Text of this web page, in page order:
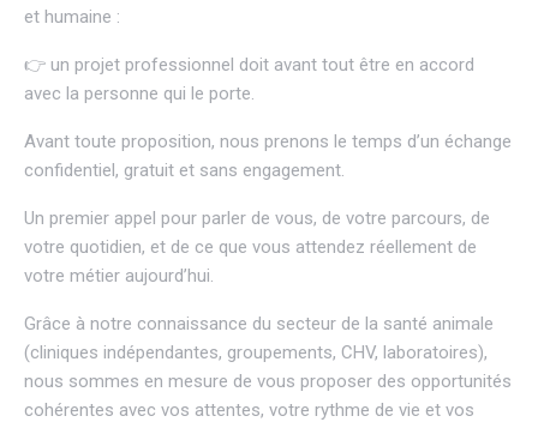
et humaine :
👉 un projet professionnel doit avant tout être en accord
avec la personne qui le porte.
Avant toute proposition, nous prenons le temps d’un échange
confidentiel, gratuit et sans engagement.
Un premier appel pour parler de vous, de votre parcours, de
votre quotidien, et de ce que vous attendez réellement de
votre métier aujourd’hui.
Grâce à notre connaissance du secteur de la santé animale
(cliniques indépendantes, groupements, CHV, laboratoires),
nous sommes en mesure de vous proposer des opportunités
cohérentes avec vos attentes, votre rythme de vie et vos